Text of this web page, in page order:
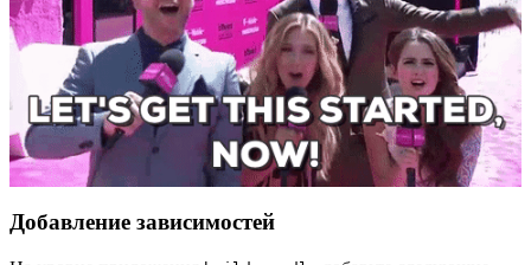
Добавление зависимостей